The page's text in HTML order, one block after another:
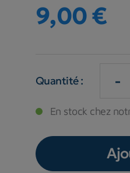
9,00 €
Quantité : -
En stock chez